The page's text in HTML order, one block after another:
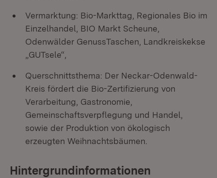
Vermarktung: Bio-Markttag, Regionales Bio im
Einzelhandel, BIO Markt Scheune,
Odenwälder GenussTaschen, Landkreiskekse
„GUTsele“,
Querschnittsthema: Der Neckar-Odenwald-
Kreis fördert die Bio-Zertifizierung von
Verarbeitung, Gastronomie,
Gemeinschaftsverpflegung und Handel,
sowie der Produktion von ökologisch
erzeugten Weihnachtsbäumen.
Hintergrundinformationen